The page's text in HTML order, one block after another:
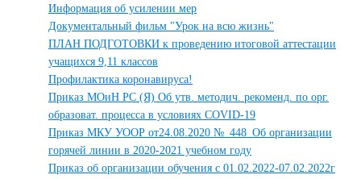
Информация об усилении мер
Документальный фильм "Урок на всю жизнь"
ПЛАН ПОДГОТОВКИ к проведению итоговой аттестации
учащихся 9,11 классов
Профилактика коронавируса!
Приказ МОиН РС (Я) Об утв. методич. рекоменд. по орг.
образоват. процесса в условиях COVID-19
Приказ МКУ УООР от24.08.2020 №_448_Об организации
горячей линии в 2020-2021 учебном году
Приказ об организации обучения с 01.02.2022-07.02.2022г